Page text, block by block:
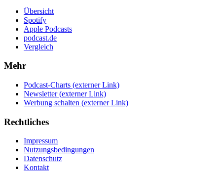
Übersicht
Spotify
Apple Podcasts
podcast.de
Vergleich
Mehr
Podcast-Charts (externer Link)
Newsletter (externer Link)
Werbung schalten (externer Link)
Rechtliches
Impressum
Nutzungsbedingungen
Datenschutz
Kontakt